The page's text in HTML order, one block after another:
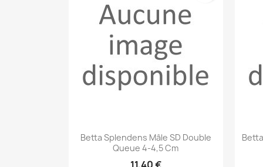
 Aperçu rapide
Betta Splendens Mâle SD Double
Queue 4-4,5 Cm